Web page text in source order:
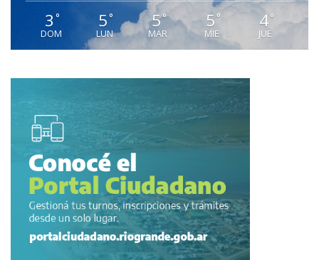
3 °
DOM
5 °
LUN
5°
MAR
5 °
MIE
4°
JUE